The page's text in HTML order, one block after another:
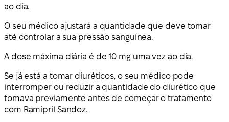
ao dia.
O seu médico ajustará a quantidade que deve tomar
até controlar a sua pressão sanguínea.
A dose máxima diária é de 10 mg uma vez ao dia.
Se já está a tomar diuréticos, o seu médico pode
interromper ou reduzir a quantidade do diurético que
tomava previamente antes de começar o tratamento
com Ramipril Sandoz.